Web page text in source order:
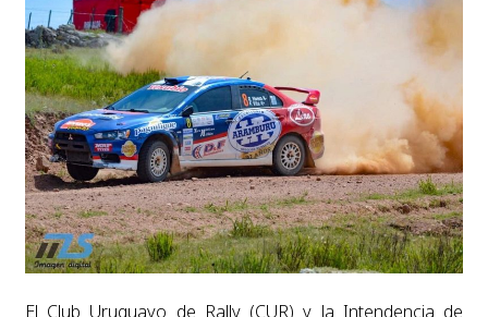
El Club Uruguayo de Rally (CUR) y la Intendencia de